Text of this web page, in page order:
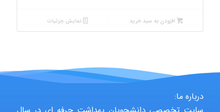
افزودن به سبد خرید نمایش جزئیات
درباره ما: